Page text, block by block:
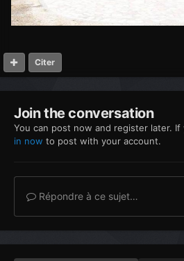
Citer
Join the conversation
You can post now and register later. If
in now to post with your account.
Répondre à ce sujet…